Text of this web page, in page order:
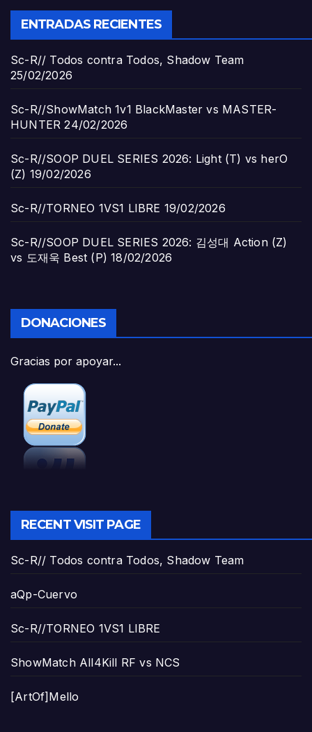
ENTRADAS RECIENTES
Sc-R// Todos contra Todos, Shadow Team
25/02/2026
Sc-R//ShowMatch 1v1 BlackMaster vs MASTER-
HUNTER 24/02/2026
Sc-R//SOOP DUEL SERIES 2026: Light (T) vs herO
(Z) 19/02/2026
Sc-R//TORNEO 1VS1 LIBRE 19/02/2026
Sc-R//SOOP DUEL SERIES 2026: 김성대 Action (Z)
vs 도재욱 Best (P) 18/02/2026
DONACIONES
Gracias por apoyar...
RECENT VISIT PAGE
Sc-R// Todos contra Todos, Shadow Team
aQp-Cuervo
Sc-R//TORNEO 1VS1 LIBRE
ShowMatch All4Kill RF vs NCS
[ArtOf]Mello